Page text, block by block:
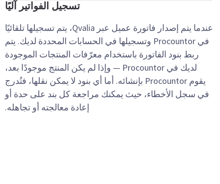
تسجيل الفواتير آليًا
عندما يتم إصدار فاتورة عميل عبر Qvalia، يتم تسجيلها تلقائيًا
في Procountor وتسجيلها في الحسابات المحددة لديك. يتم
ربط بنود الفاتورة باستخدام معرّفات المنتجات الموجودة
لديك في Procountor — وإذا لم يكن المنتج موجودًا بعد،
يقوم Procountor بإنشائه. أما أي بنود لا يمكن نقلها، فتُدرج
في سجل الأخطاء، حيث يمكنك مراجعة كل بند على حدة أو
إعادة معالجته أو تجاهله.